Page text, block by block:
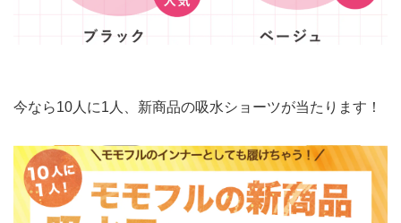
今なら10人に1人、新商品の吸水ショーツが当たります！